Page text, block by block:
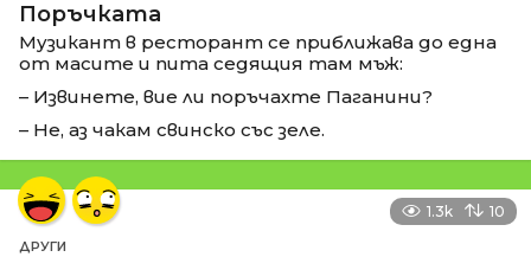
Поръчката
Музикант в ресторант се приближава до една
от масите и пита седящия там мъж:
– Извинете, вие ли поръчахте Паганини?
– Не, аз чакам свинско със зеле.
1.3k 10
ДРУГИ